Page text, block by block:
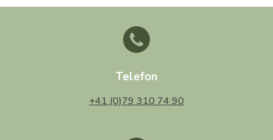
Telefon
+41 (0)79 310 74 90